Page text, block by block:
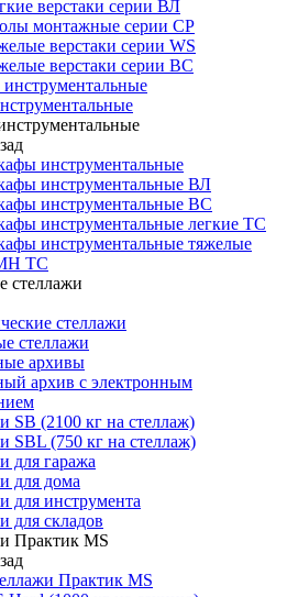
верстаки серии ВЛ
монтажные серии СР
верстаки серии WS
верстаки серии ВС
инструментальные
инструментальные ВЛ
инструментальные ВС
инструментальные легкие ТС
инструментальные тяжелые
TC
стеллажи
стеллажи
стеллажи
архивы
архив с электронным
SB (2100 кг на стеллаж)
SBL (750 кг на стеллаж)
для гаража
для дома
для инструмента
для складов
Практик MS
Практик MS